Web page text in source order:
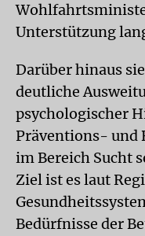
Unterstützung
Darüber hinaus
deutliche
psychologischer
Präventions- und
im Bereich Sucht
Ziel ist es laut
Bedürfnisse der